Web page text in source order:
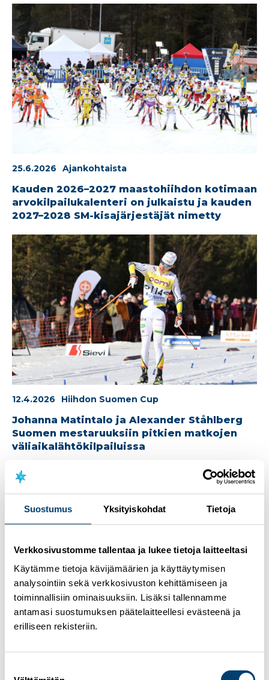
Suostumus Yksityiskohdat Tietoja
Verkkosivustomme tallentaa ja lukee tietoja laitteeltasi
Käytämme tietoja kävijämäärien ja käyttäytymisen
analysointiin sekä verkkosivuston kehittämiseen ja
toiminnallisiin ominaisuuksiin. Lisäksi tallennamme
antamasi suostumuksen päätelaitteellesi evästeenä ja
erilliseen rekisteriin.
25.6.2026 Ajankohtaista
Kauden 2026–2027 maastohiihdon kotimaan
arvokilpailukalenteri on julkaistu ja kauden
2027–2028 SM-kisajärjestäjät nimetty
12.4.2026 Hiihdon Suomen Cup
Johanna Matintalo ja Alexander Ståhlberg
Suomen mestaruuksiin pitkien matkojen
väliaikalähtökilpailuissa
11.4.2026 Hiihdon Suomen Cup
Iisalmen Visa historialliseen naisten
miesten viestimestariksi